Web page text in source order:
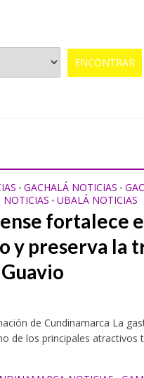
• GACHALÁ NOTICIAS •
NOTICIAS • UBALÁ NOTICIAS
fortalece
y preserva la
de Cundinamarca La
de los principales atractivos